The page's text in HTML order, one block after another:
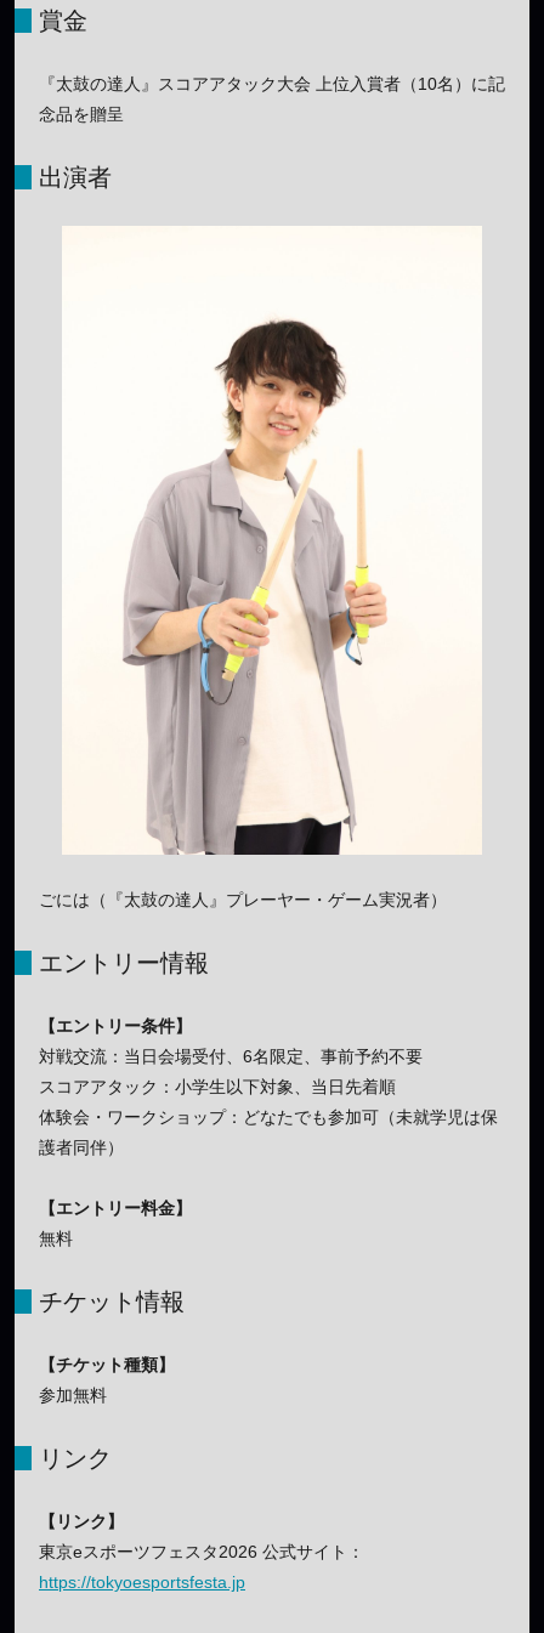
賞金
『太鼓の達人』スコアアタック大会 上位入賞者（10名）に記
念品を贈呈
出演者
ごには（『太鼓の達人』プレーヤー・ゲーム実況者）
エントリー情報
【エントリー条件】
対戦交流：当日会場受付、6名限定、事前予約不要
スコアアタック：小学生以下対象、当日先着順
体験会・ワークショップ：どなたでも参加可（未就学児は保
護者同伴）
【エントリー料金】
無料
チケット情報
【チケット種類】
参加無料
リンク
【リンク】
東京eスポーツフェスタ2026 公式サイト：
https://tokyoesportsfesta.jp